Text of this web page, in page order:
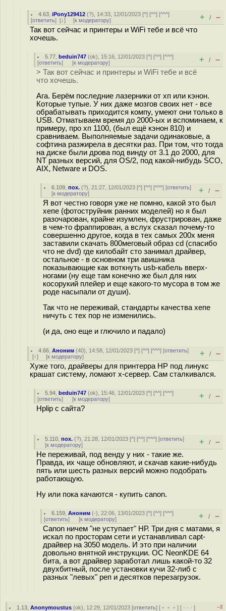
4.63 ,iPony129412 (?), 14:33, 12/01/2023 [^] [^^] [^^^]
[ответить] [↓] [к модератору] + / –
Так вот сейчас и принтеры и WiFi тебе и всё что
хочешь.
5.77 ,beduin747 (ok), 15:16, 12/01/2023 [^] [^^] [^^^]
[ответить] [к модератору] + / –
> Так вот сейчас и принтеры и WiFi тебе и всё
что хочешь.
Ага. Берём последние лазерники от хп или кэнон.
Которые тупые. У них даже мозгов своих нет - все
обрабатывать приходится компу, умеют они только в
USB. Отматываем время до 2000-ых и вспоминаем, к
примеру, про хп 1100, (был ещё кэнон 810) и
сравниваем. Выполняемые задачи одинаковые, а
софтина разжирела в десятки раз. При том, что тогда
на диске были дрова под винду от 3.1 до 2000, для
NT разных версий, для OS/2, под какой-нибудь SCO,
AIX, Netware и DOS.
6.109 ,пох. (?), 21:27, 12/01/2023 [^] [^^] [^^^] [ответить]
[к модератору] + / –
Я вот честно говоря уже не помню, какой это был
хепе (фотоструйник ранних моделей) но я был
разочарован, крайне изумлен, фрустрирован, даже
в чем-то фраппирован, а вслух сказал почему-то
совершенно другое, когда в тех самых 200х меня
заставили скачать 800меговый образ cd (спасибо
что не dvd) где килобайт сто занимал драйвер,
остальное - в основном три авишника
показывающие как воткнуть usb-кабель вверх-
ногами (ну еще там конечно же был для них
косорукий плейер и еще какого-то мусора в том же
роде насыпали от души).
Так что не переживай, стандарты качества хепе
ничуть с тех пор не изменились.
(и да, оно еще и глючило и падало)
4.66 ,Аноним (40), 14:58, 12/01/2023 [^] [^^] [^^^] [ответить]
[↑] [к модератору] + / –
Хуже того, драйверы для принтерра НР под линукс
крашат систему, ломают х-сервер. Сам сталкивался.
5.94 ,beduin747 (ok), 15:46, 12/01/2023 [^] [^^] [^^^]
[ответить] [к модератору] + / –
Hplip с сайта?
5.110 ,пох. (?), 21:28, 12/01/2023 [^] [^^] [^^^] [ответить]
[к модератору] + / –
Не переживай, под венду у них - такие же.
Правда, их чаще обновляют, и скачав какие-нибудь
пять или шесть разных версий можно подобрать
работающую.
Ну или пока качаются - купить canon.
6.159 ,Аноним (-), 22:06, 13/01/2023 [^] [^^] [^^^]
[ответить] [к модератору] + / –
Canon ничем "не уступает" НР. Три дня с матами, я
искал по просторам сети и устанавливал capt-
драйвер на 3050 модель. И это при наличии
довольно внятной инструкции. ОС NeonKDE 64
бита, а вот драйвер заработал лишь какой-то 32
двухбитный, после установки кучи 32-либ с
разных "левых" реп и десятков перезагрузок.
1.13 ,Anonymoustus (ok), 12:29, 12/01/2023 [ответить] [ ﹢﹢﹢] [ · · ·]
–2